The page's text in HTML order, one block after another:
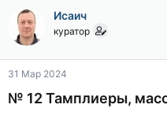
р
т
е
м
ы
а
ч
л
Исаич
куратор
31 Мар 2024
№ 12 Тамплиеры,